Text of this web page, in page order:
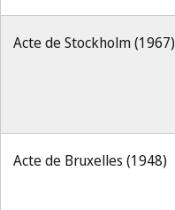
Acte de Stockholm (1967)
Acte de Bruxelles (1948)